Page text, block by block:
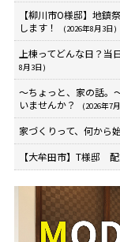
【柳川市O様邸】地鎮
します！
(2026年8月3日)
上棟ってどんな日？当
8月3日)
～ちょっと、家の話。
いませんか？
(2026年7
家づくりって、何から
【大牟田市】T様邸